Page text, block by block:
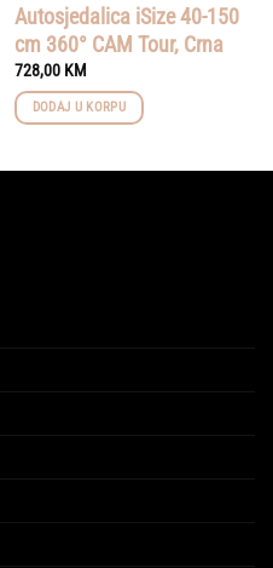
Autosjedalica iSize 40-150
cm 360° CAM Tour, Crna
728,00 KM
DODAJ U KORPU